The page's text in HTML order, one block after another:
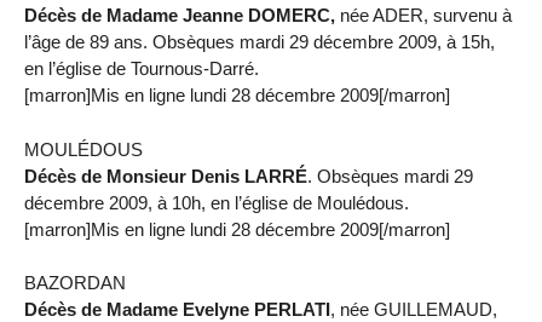
Décès de Madame Jeanne DOMERC, née ADER, survenu à
l’âge de 89 ans. Obsèques mardi 29 décembre 2009, à 15h,
en l’église de Tournous-Darré.
[marron]Mis en ligne lundi 28 décembre 2009[/marron]
MOULÉDOUS
Décès de Monsieur Denis LARRÉ. Obsèques mardi 29
décembre 2009, à 10h, en l’église de Moulédous.
[marron]Mis en ligne lundi 28 décembre 2009[/marron]
BAZORDAN
Décès de Madame Evelyne PERLATI, née GUILLEMAUD,